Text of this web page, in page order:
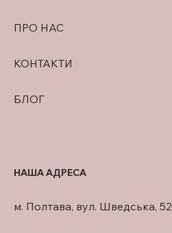
ПРО НАС
КОНТАКТИ
БЛОГ
м. Полтава, вул. Шведська, 52
НАША АДРЕСА